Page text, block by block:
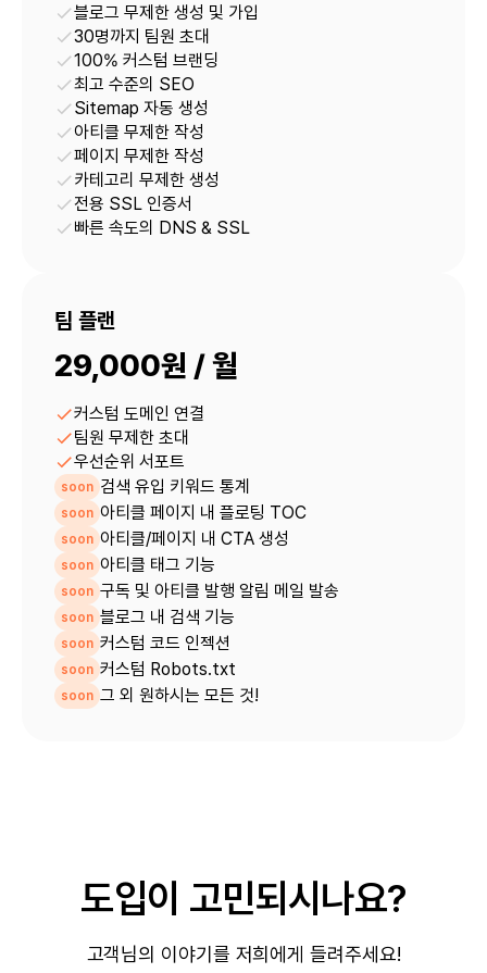
블로그 무제한 생성 및 가입
30명까지 팀원 초대
100% 커스텀 브랜딩
최고 수준의 SEO
Sitemap 자동 생성
아티클 무제한 작성
페이지 무제한 작성
카테고리 무제한 생성
전용 SSL 인증서
빠른 속도의 DNS & SSL
팀 플랜
29,000원 / 월
커스텀 도메인 연결
팀원 무제한 초대
우선순위 서포트
soon 검색 유입 키워드 통계
soon 아티클 페이지 내 플로팅 TOC
soon 아티클/페이지 내 CTA 생성
soon 아티클 태그 기능
soon 구독 및 아티클 발행 알림 메일 발송
soon 블로그 내 검색 기능
soon 커스텀 코드 인젝션
soon 커스텀 Robots.txt
soon 그 외 원하시는 모든 것!
도입이 고민되시나요?
고객님의 이야기를 저희에게 들려주세요!